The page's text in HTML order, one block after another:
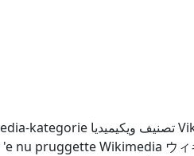
kategorie تصنيف ويكيميديا
nu pruggette Wikimedia ウ